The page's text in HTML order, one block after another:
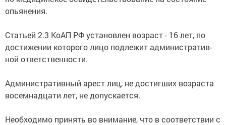
опь­я­не­ния.
Стать­ей 2.3 Ко­АП РФ ус­та­нов­лен воз­раст - 16 лет, по
дос­ти­же­нии ко­то­ро­го ли­цо под­ле­жит ад­ми­ни­ст­ра­тив­
ной от­вет­ст­вен­но­сти.
Административный арест лиц, не достигших возраста
восемнадцати лет, не допускается.
Необходимо принять во внимание, что в соответствии с